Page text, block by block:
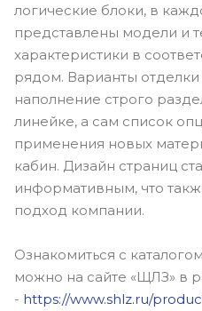
логические блоки, в
представлены модели и
характеристики в
рядом. Варианты
наполнение строго
линейке, а сам список
применения новых
кабин. Дизайн страниц
информативным, что
подход компании.
Ознакомиться с
можно на сайте «ЩЛЗ» в
- https://www.shlz.ru/